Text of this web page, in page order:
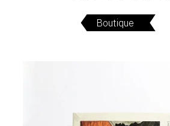
ARCHIVES DES
Boutique